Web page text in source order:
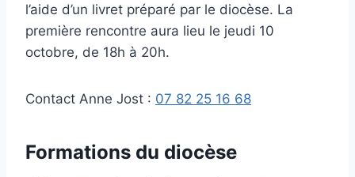
l’aide d’un livret préparé par le diocèse. La
première rencontre aura lieu le jeudi 10
octobre, de 18h à 20h.
Contact Anne Jost : 07 82 25 16 68
Formations du diocèse